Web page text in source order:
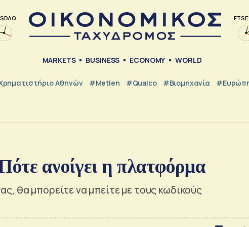
FTSE
MARKETS BUSINESS ECONOMY WORLD
Αθηνών #metlen #Qualco #Βιομηχανία
ανοίγει η πλατφόρμα
θα μπορείτε να μπείτε με τους κωδικούς